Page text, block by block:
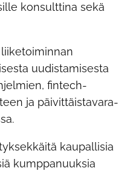
konsulttina sekä
uudistamisesta
fintech-
ja päivittäistavara-
kaupallisia
kumppanuuksia